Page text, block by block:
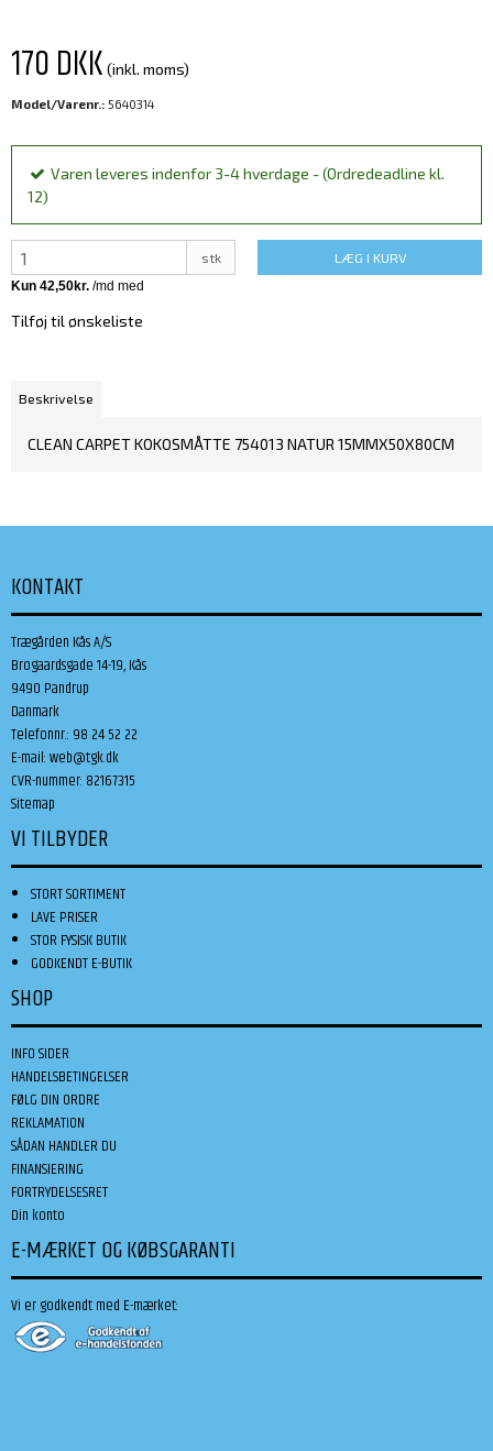
170 DKK (inkl. moms)
Model/Varenr.: 5640314
Varen leveres indenfor 3-4 hverdage - (Ordredeadline kl.
12)
stk LÆG I KURV
Tilføj til ønskeliste
Beskrivelse
CLEAN CARPET KOKOSMÅTTE 754013 NATUR 15MMX50X80CM
KONTAKT
Trægården Kås A/S
Brogaardsgade 14-19, Kås
9490 Pandrup
Danmark
Telefonnr.: 98 24 52 22
E-mail:web@tgk.dk
CVR-nummer: 82167315
Sitemap
VI TILBYDER
STORT SORTIMENT
LAVE PRISER
STOR FYSISK BUTIK
GODKENDT E-BUTIK
SHOP
INFO SIDER
HANDELSBETINGELSER
FØLG DIN ORDRE
REKLAMATION
SÅDAN HANDLER DU
FINANSIERING
FORTRYDELSESRET
Din konto
E-MÆRKET OG KØBSGARANTI
Vi er godkendt med E-mærket: